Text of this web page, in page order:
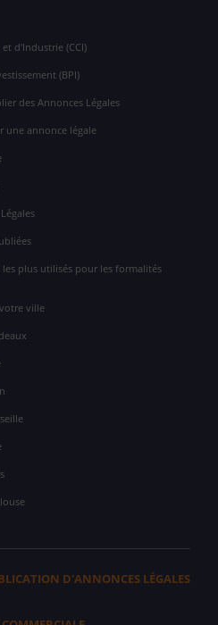
d'Industrie (CCI)
(BPI)
des Annonces Légales
une annonce légale
les plus utilisés pour les formalités
ville
D'ANNONCES LÉGALES